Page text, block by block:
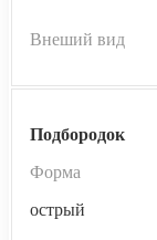
Внеший вид
Подбородок
Форма
острый